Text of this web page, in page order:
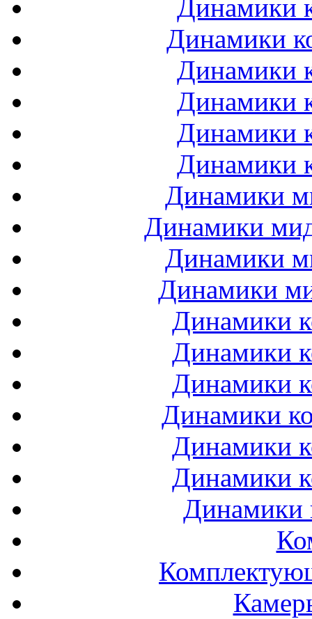
Динамики
Динамики
Динамики
Динамики
Динамики
Динамики
Динамики
Динамики
Динамики
Динамики
Динамики
Динамики
Динамики
Динамики
Динамики
Динамики
Динамики